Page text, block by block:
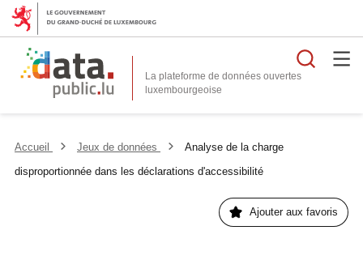
La plateforme de données ouvertes
Accueil Jeux de données
Analyse de la charge
disproportionnée dans les déclarations d'accessibilité
Ajouter aux favoris